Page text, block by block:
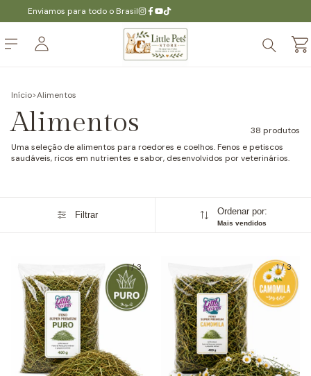
Enviamos para todo o Brasil
Início>Alimentos
Alimentos
38 produtos
Uma seleção de alimentos para roedores e coelhos. Fenos e petiscos
saudáveis, ricos em nutrientes e sabor, desenvolvidos por veterinários.
Filtrar Ordenar por:
Mais vendidos
1/3 1/3